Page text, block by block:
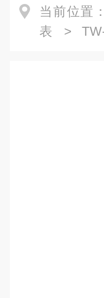
当前位置：
表
>